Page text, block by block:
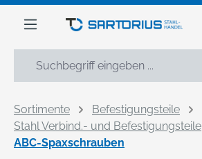
springen
Sortimente
Befestigungsteile
Stahl Verbind.- und Befestigungsteile
ABC-Spaxschrauben